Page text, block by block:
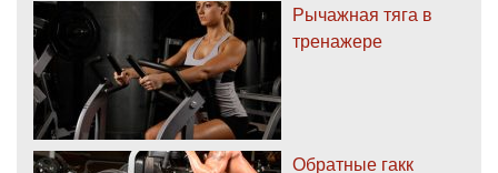
Рычажная тяга в
тренажере
Обратные гакк